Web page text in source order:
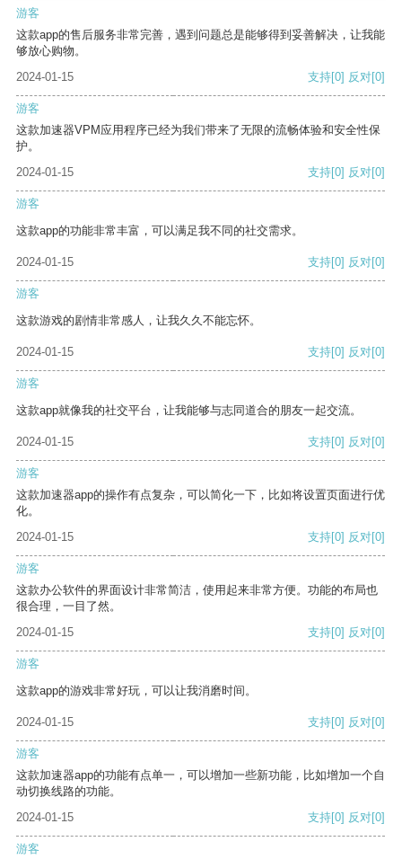
游客
这款app的售后服务非常完善，遇到问题总是能够得到妥善解决，让我能
够放心购物。
2024-01-15
支持[0] 反对[0]
游客
这款加速器VPM应用程序已经为我们带来了无限的流畅体验和安全性保
护。
2024-01-15
支持[0] 反对[0]
游客
这款app的功能非常丰富，可以满足我不同的社交需求。
2024-01-15 支持[0] 反对[0]
游客
这款游戏的剧情非常感人，让我久久不能忘怀。
2024-01-15 支持[0] 反对[0]
游客
这款app就像我的社交平台，让我能够与志同道合的朋友一起交流。
2024-01-15 支持[0] 反对[0]
游客
这款加速器app的操作有点复杂，可以简化一下，比如将设置页面进行优
化。
2024-01-15
支持[0] 反对[0]
游客
这款办公软件的界面设计非常简洁，使用起来非常方便。功能的布局也
很合理，一目了然。
2024-01-15
支持[0] 反对[0]
游客
这款app的游戏非常好玩，可以让我消磨时间。
2024-01-15 支持[0] 反对[0]
游客
这款加速器app的功能有点单一，可以增加一些新功能，比如增加一个自
动切换线路的功能。
2024-01-15
支持[0] 反对[0]
游客